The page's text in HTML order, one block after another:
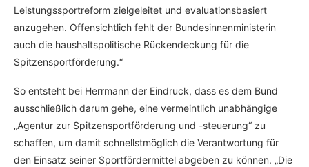
Leistungssportreform zielgeleitet und evaluationsbasiert
anzugehen. Offensichtlich fehlt der Bundesinnenministerin
auch die haushaltspolitische Rückendeckung für die
Spitzensportförderung.“
So entsteht bei Herrmann der Eindruck, dass es dem Bund
ausschließlich darum gehe, eine vermeintlich unabhängige
„Agentur zur Spitzensportförderung und -steuerung“ zu
schaffen, um damit schnellstmöglich die Verantwortung für
den Einsatz seiner Sportfördermittel abgeben zu können. „Die